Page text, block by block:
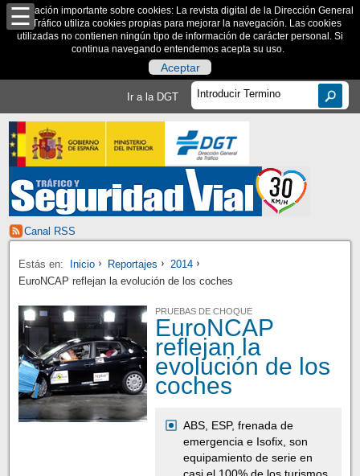
Información importante sobre cookies: La revista digital de la Dirección General
de Tráfico utiliza cookies propias para mejorar la navegación. Las cookies
utilizadas no contienen ningún tipo de información de carácter personal. Si
continua navegando entendemos acepta su uso.
Aceptar
Ir a la DGT
Canal RSS
Estás en: Inicio Reportajes
2014
EuroNCAP reflejan la evolución de los coches
PRUEBAS DE CHOQUE
EuroNCAP
reflejan la
evolución de los
coches
ABS, ESP, frenada de
emergencia e Isofix, son
equipamiento de serie en
casi el 100% de los turismos